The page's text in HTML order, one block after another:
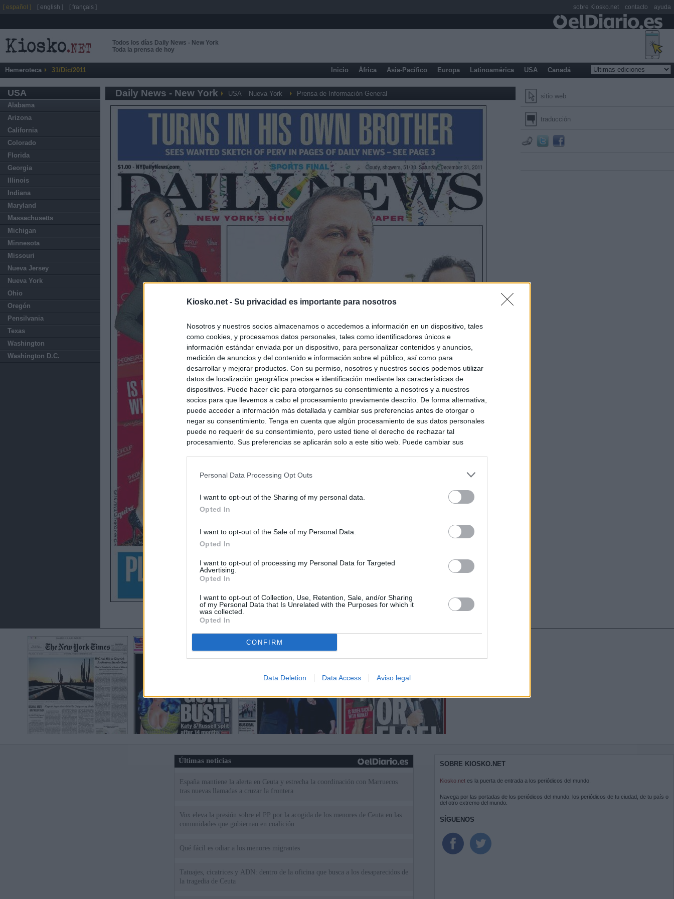
Kiosko.net - Su privacidad es importante para nosotros
Nosotros y nuestros socios almacenamos o accedemos a información en un dispositivo, tales
como cookies, y procesamos datos personales, tales como identificadores únicos e
información estándar enviada por un dispositivo, para personalizar contenidos y anuncios,
medición de anuncios y del contenido e información sobre el público, así como para
desarrollar y mejorar productos. Con su permiso, nosotros y nuestros socios podemos utilizar
datos de localización geográfica precisa e identificación mediante las características de
dispositivos. Puede hacer clic para otorgarnos su consentimiento a nosotros y a nuestros
socios para que llevemos a cabo el procesamiento previamente descrito. De forma alternativa,
puede acceder a información más detallada y cambiar sus preferencias antes de otorgar o
negar su consentimiento. Tenga en cuenta que algún procesamiento de sus datos personales
puede no requerir de su consentimiento, pero usted tiene el derecho de rechazar tal
procesamiento. Sus preferencias se aplicarán solo a este sitio web. Puede cambiar sus
Personal Data Processing Opt Outs
I want to opt-out of the Sharing of my personal data.
Opted In
I want to opt-out of the Sale of my Personal Data.
Opted In
I want to opt-out of processing my Personal Data for Targeted
Advertising.
Opted In
I want to opt-out of Collection, Use, Retention, Sale, and/or Sharing
of my Personal Data that Is Unrelated with the Purposes for which it
was collected.
Opted In
CONFIRM
Data Deletion Data Access Aviso legal
Todos los días Daily News - New York
Toda la prensa de hoy
Hemeroteca 31/Dic/2011 Inicio África Asia-Pacífico Europa Latinoamérica USA Canadá
USA
Alabama
Arizona
California
Colorado
Florida
Georgia
Illinois
Indiana
Maryland
Massachusetts
Michigan
Minnesota
Missouri
Nueva Jersey
Nueva York
Ohio
Oregón
Pensilvania
Texas
Washington
Washington D.C.
sitio web
traducción
Daily News - New York USA Nueva York Prensa de Información General
Últimas noticias
España mantiene la alerta en Ceuta y estrecha la coordinación con Marruecos
tras nuevas llamadas a cruzar la frontera
Vox eleva la presión sobre el PP por la acogida de los menores de Ceuta en las
comunidades que gobiernan en coalición
Qué fácil es odiar a los menores migrantes
Tatuajes, cicatrices y ADN: dentro de la oficina que busca a los desaparecidos de
la tragedia de Ceuta
SOBRE KIOSKO.NET
Kiosko.net es la puerta de entrada a los periódicos del mundo.
Navega por las portadas de los periódicos del mundo: los periódicos de tu ciudad, de tu país o
del otro extremo del mundo.
SÍGUENOS
[ español ] [ english ] [ français ] sobre Kiosko.net contacto ayuda